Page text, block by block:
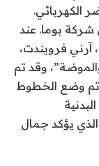
الكهربائي.
بوما. عند
آرني فرويندت،
وقد تم
وضع الخطوط
يؤكد جمال